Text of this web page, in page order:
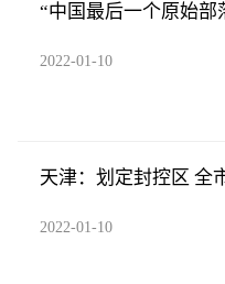
“中国最后一个原始部
2022-01-10
天津：划定封控区 全
2022-01-10